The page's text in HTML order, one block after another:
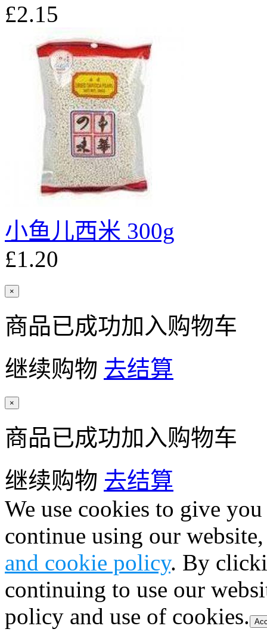
£2.15
小鱼儿西米 300g
£1.20
×
商品已成功加入购物车
继续购物 去结算
×
商品已成功加入购物车
继续购物 去结算
We use cookies to give
continue using our
and cookie policy. By
continuing to use our
policy and use of cookies.